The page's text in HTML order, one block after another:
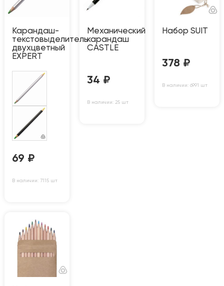
Карандаш-
текстовыделитель
двухцветный
EXPERT
69 ₽
В наличии: 7115 шт
Механический
карандаш
CASTLЕ
34 ₽
В наличии: 25 шт
Набор SUIT
378 ₽
В наличии: 6991 шт